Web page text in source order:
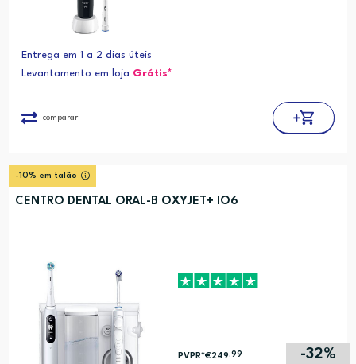
Entrega em 1 a 2 dias úteis
Levantamento em loja Grátis*
comparar
-10% em talão
CENTRO DENTAL ORAL-B OXYJET+ IO6
-32%
PVPR*€249,99